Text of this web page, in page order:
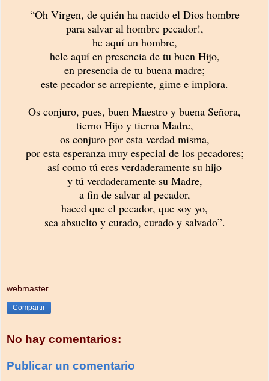
“Oh Virgen, de quién ha nacido el Dios hombre
para salvar al hombre pecador!,
he aquí un hombre,
hele aquí en presencia de tu buen Hijo,
en presencia de tu buena madre;
este pecador se arrepiente, gime e implora.
Os conjuro, pues, buen Maestro y buena Señora,
tierno Hijo y tierna Madre,
os conjuro por esta verdad misma,
por esta esperanza muy especial de los pecadores;
así como tú eres verdaderamente su hijo
y tú verdaderamente su Madre,
a fin de salvar al pecador,
haced que el pecador, que soy yo,
sea absuelto y curado, curado y salvado”.
webmaster
Compartir
No hay comentarios:
Publicar un comentario